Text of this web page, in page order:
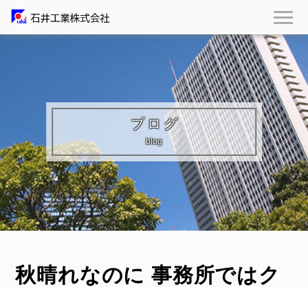
ブログ
blog
秋晴れなのに 事務所ではク